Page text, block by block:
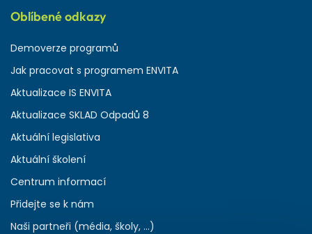
Oblíbené odkazy
Demoverze programů
Jak pracovat s programem ENVITA
Aktualizace IS ENVITA
Aktualizace SKLAD Odpadů 8
Aktuální legislativa
Aktuální školení
Centrum informací
Přidejte se k nám
Naši partneři (média, školy, ...)